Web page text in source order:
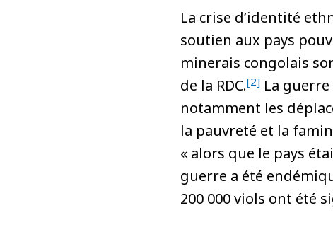
La crise d’identité
soutien aux pays
minerais congolais
de la RDC.[2]La guerre
notamment les
la pauvreté et la
« alors que le pays
guerre a été
200 000 viols ont été